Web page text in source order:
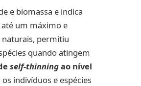
e biomassa e indica
um máximo e
naturais, permitiu
quando atingem
self-thinningao nível
indivíduos e espécies